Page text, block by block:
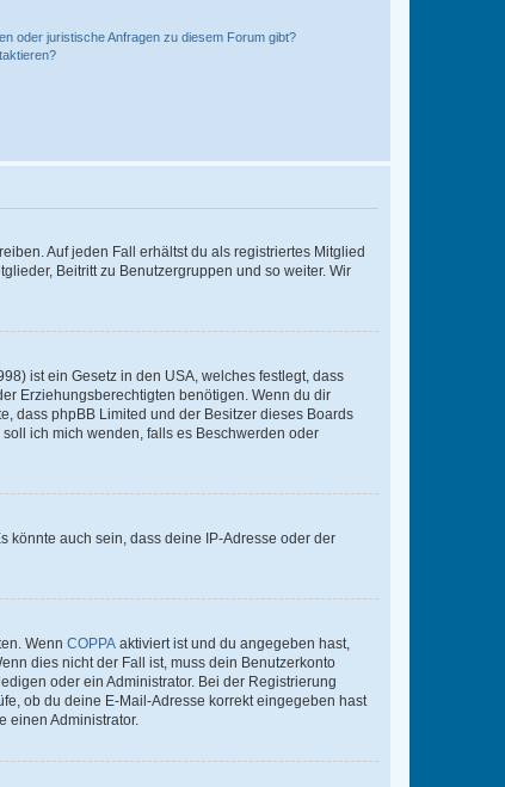
oder juristische Anfragen zu diesem Forum gibt?
Auf jeden Fall erhältst du als registriertes Mitglied
Beitritt zu Benutzergruppen und so weiter. Wir
ist ein Gesetz in den USA, welches festlegt, dass
Erziehungsberechtigten benötigen. Wenn du dir
dass phpBB Limited und der Besitzer dieses Boards
ich mich wenden, falls es Beschwerden oder
könnte auch sein, dass deine IP-Adresse oder der
Wenn COPPA aktiviert ist und du angegeben hast,
dies nicht der Fall ist, muss dein Benutzerkonto
oder ein Administrator. Bei der Registrierung
ob du deine E-Mail-Adresse korrekt eingegeben hast
einen Administrator.